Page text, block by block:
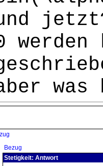
Bezug
Stetigkeit: Antwort